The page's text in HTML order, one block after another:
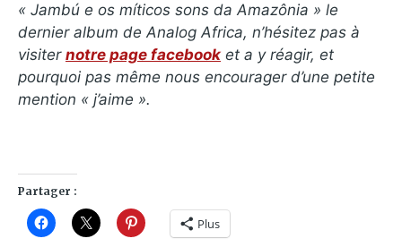
« Jambú e os míticos sons da Amazônia » le
dernier album de Analog Africa, n’hésitez pas à
visiter notre page facebook et a y réagir, et
pourquoi pas même nous encourager d’une petite
mention « j’aime ».
Partager :
Plus